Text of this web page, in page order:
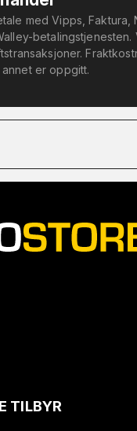
med Vipps, Faktura,
betalingstjenesten.
er oppgitt.
TILBYR